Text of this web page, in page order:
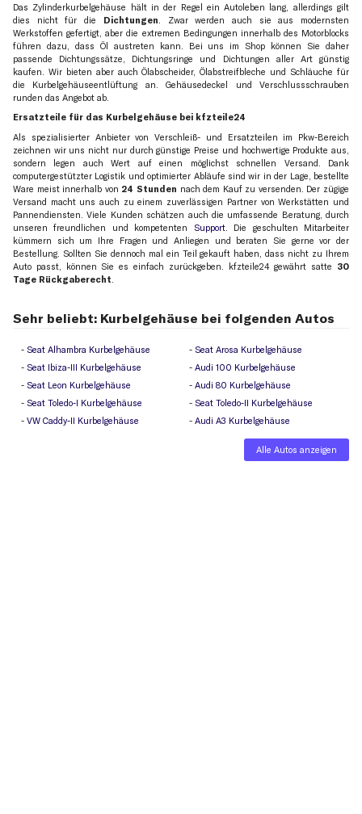
Das Zylinderkurbelgehäuse hält in der Regel ein Autoleben lang, allerdings gilt
dies nicht für die Dichtungen. Zwar werden auch sie aus modernsten
Werkstoffen gefertigt, aber die extremen Bedingungen innerhalb des Motorblocks
führen dazu, dass Öl austreten kann. Bei uns im Shop können Sie daher
passende Dichtungssätze, Dichtungsringe und Dichtungen aller Art günstig
kaufen. Wir bieten aber auch Ölabscheider, Ölabstreifbleche und Schläuche für
die Kurbelgehäuseentlüftung an. Gehäusedeckel und Verschlussschrauben
runden das Angebot ab.
Ersatzteile für das Kurbelgehäuse bei kfzteile24
Als spezialisierter Anbieter von Verschleiß- und Ersatzteilen im Pkw-Bereich
zeichnen wir uns nicht nur durch günstige Preise und hochwertige Produkte aus,
sondern legen auch Wert auf einen möglichst schnellen Versand. Dank
computergestützter Logistik und optimierter Abläufe sind wir in der Lage, bestellte
Ware meist innerhalb von 24 Stunden nach dem Kauf zu versenden. Der zügige
Versand macht uns auch zu einem zuverlässigen Partner von Werkstätten und
Pannendiensten. Viele Kunden schätzen auch die umfassende Beratung, durch
unseren freundlichen und kompetenten Support. Die geschulten Mitarbeiter
kümmern sich um Ihre Fragen und Anliegen und beraten Sie gerne vor der
Bestellung. Sollten Sie dennoch mal ein Teil gekauft haben, dass nicht zu Ihrem
Auto passt, können Sie es einfach zurückgeben. kfzteile24 gewährt satte 30
Tage Rückgaberecht.
Sehr beliebt: Kurbelgehäuse bei folgenden Autos
Seat Alhambra Kurbelgehäuse
Seat Arosa Kurbelgehäuse
Seat Ibiza-III Kurbelgehäuse
Audi 100 Kurbelgehäuse
Seat Leon Kurbelgehäuse
Audi 80 Kurbelgehäuse
Seat Toledo-I Kurbelgehäuse
Seat Toledo-II Kurbelgehäuse
VW Caddy-II Kurbelgehäuse
Audi A3 Kurbelgehäuse
Alle Autos anzeigen